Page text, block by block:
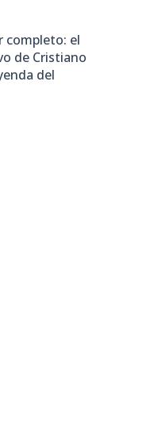
completo: el
de Cristiano
del